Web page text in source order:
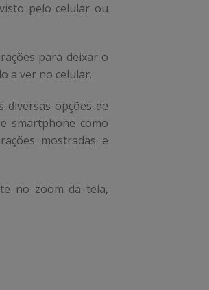
pelo celular ou
para deixar o
a ver no celular.
diversas opções de
smartphone como
mostradas e
no zoom da tela,